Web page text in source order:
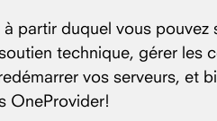
partir duquel vous pouvez
technique, gérer les
vos serveurs, et
OneProvider!